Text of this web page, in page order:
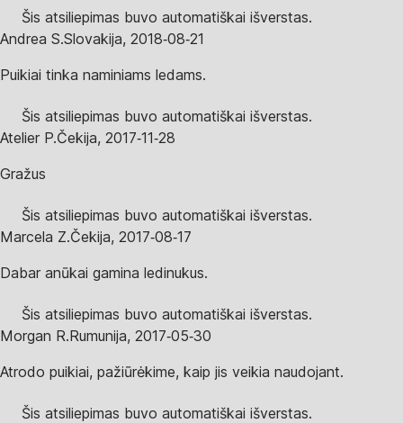
Šis atsiliepimas buvo automatiškai išverstas.
Andrea S.Slovakija, 2018‑08‑21
Puikiai tinka naminiams ledams.
Šis atsiliepimas buvo automatiškai išverstas.
Atelier P.Čekija, 2017‑11‑28
Gražus
Šis atsiliepimas buvo automatiškai išverstas.
Marcela Z.Čekija, 2017‑08‑17
Dabar anūkai gamina ledinukus.
Šis atsiliepimas buvo automatiškai išverstas.
Morgan R.Rumunija, 2017‑05‑30
Atrodo puikiai, pažiūrėkime, kaip jis veikia naudojant.
Šis atsiliepimas buvo automatiškai išverstas.